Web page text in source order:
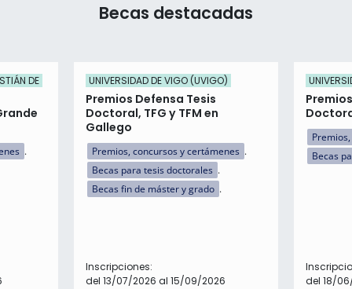
Becas destacadas
DE UNIVERSIDAD DE VIGO (UVIGO)
Premios Defensa Tesis
Doctoral, TFG y TFM en
Gallego
Premios, concursos y certámenes
Becas para tesis doctorales
Becas fin de máster y grado
Inscripciones:
del 13/07/2026 al 15/09/2026
Becas
del 18/